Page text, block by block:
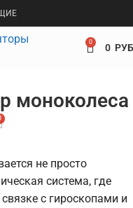
0 0
моноколеса
не просто
система, где
с гироскопами и